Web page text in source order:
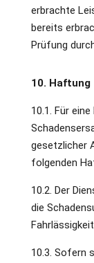
erbrachte
bereits
Prüfung
10. Haftung
10.1. Für
gesetzlicher
folgenden
10.2. Der
die
10.3. Sofern